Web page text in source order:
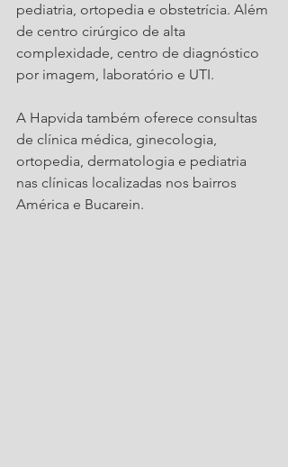
pediatria, ortopedia e obstetrícia. Além
de centro cirúrgico de alta
complexidade, centro de diagnóstico
por imagem, laboratório e UTI.
A Hapvida também oferece consultas
de clínica médica, ginecologia,
ortopedia, dermatologia e pediatria
nas clínicas localizadas nos bairros
América e Bucarein.